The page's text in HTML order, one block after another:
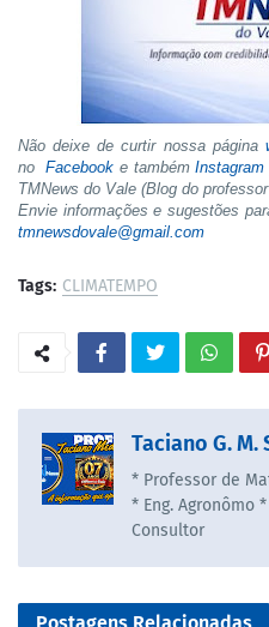
Não deixe de curtir nossa página
noFacebook e tambémInstagram
TMNews do Vale (Blog do
Envie informações e sugestões
tmnewsdovale@gmail.com
Tags: CLIMATEMPO
Taciano G. M.
* Professor de
* Eng. Agronômo
Consultor